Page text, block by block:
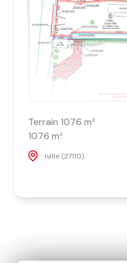
Terrain 1076 m²
1076 m²
Iville (27110)